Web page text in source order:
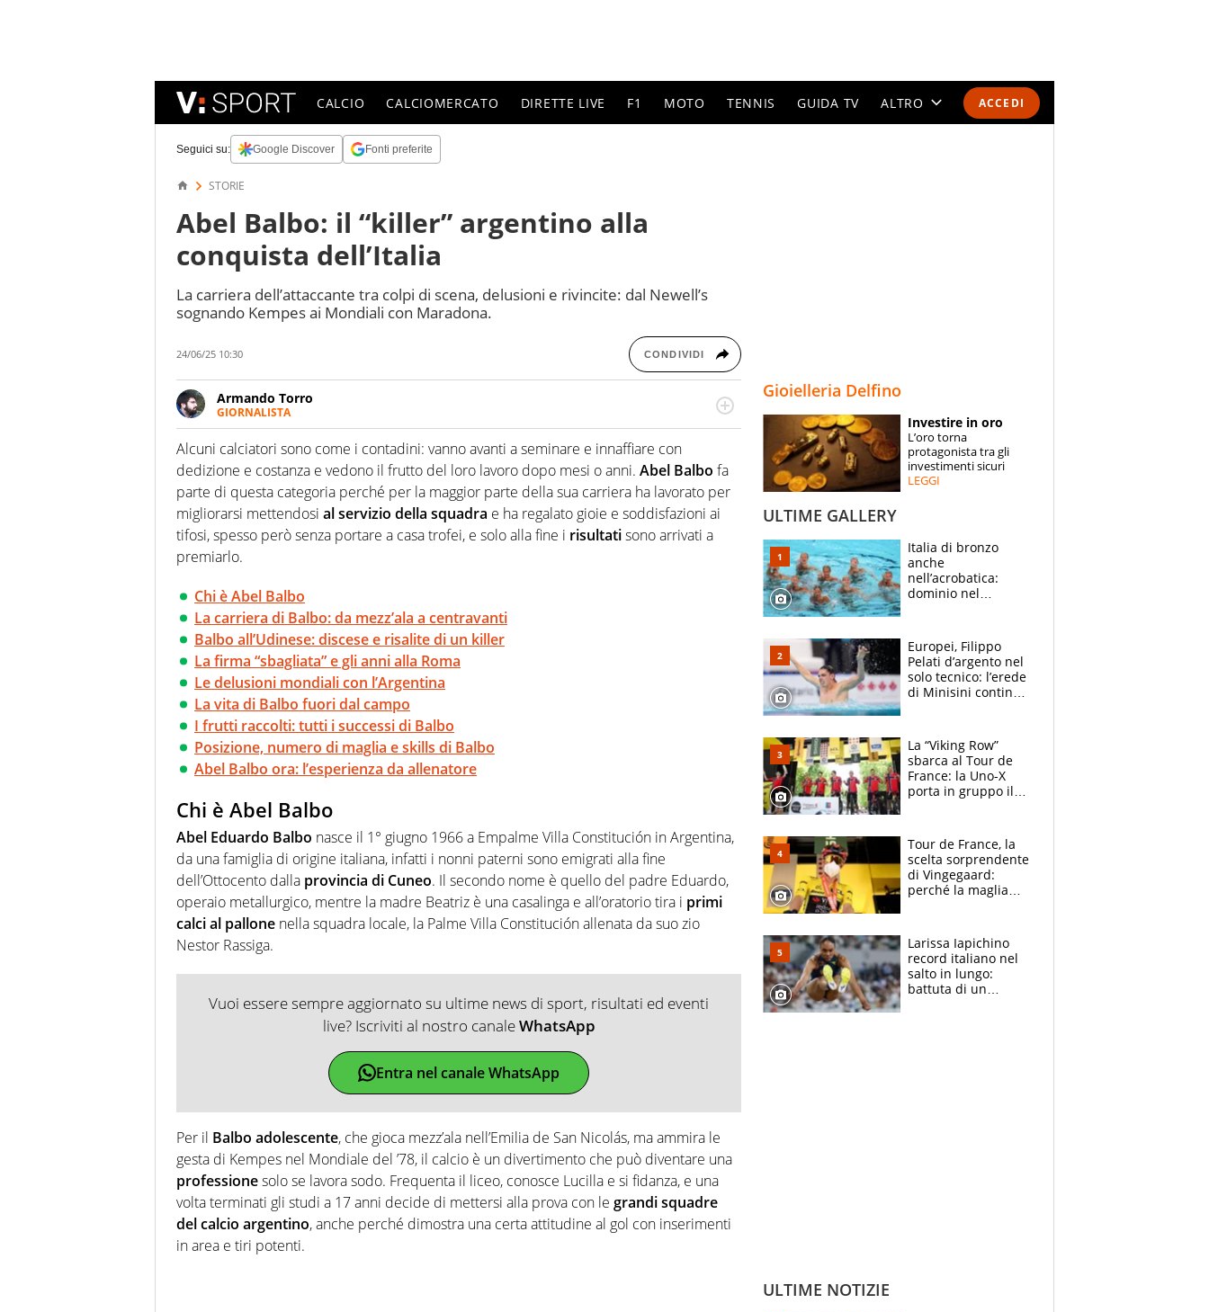
ACCEDI
CALCIO CALCIOMERCATO DIRETTE LIVE F1 MOTO TENNIS GUIDA TV ALTRO
SPECIALI
ESPERTI
Seguici su: Google Discover Fonti preferite
STORIE
Abel Balbo: il “killer” argentino alla
conquista dell’Italia
La carriera dell’attaccante tra colpi di scena, delusioni e rivincite: dal Newell’s
sognando Kempes ai Mondiali con Maradona.
24/06/25 10:30 CONDIVIDI
Armando Torro
GIORNALISTA
Giornalista professionista appassionato di sport, numeri e politica, destro di mano e
mancino di piede. Dalla provincia di Taranto a Roma e Torino, passando per Madrid e
Milano. Qui per raccontare storie e curiosità sugli sportivi del passato e del presente.
Alcuni calciatori sono come i contadini: vanno avanti a seminare e innaffiare con
dedizione e costanza e vedono il frutto del loro lavoro dopo mesi o anni. Abel Balbo fa
parte di questa categoria perché per la maggior parte della sua carriera ha lavorato per
migliorarsi mettendosi al servizio della squadra e ha regalato gioie e soddisfazioni ai
tifosi, spesso però senza portare a casa trofei, e solo alla fine i risultatisono arrivati a
premiarlo.
Chi è Abel Balbo
La carriera di Balbo: da mezz’ala a centravanti
Balbo all’Udinese: discese e risalite di un killer
La firma “sbagliata” e gli anni alla Roma
Le delusioni mondiali con l’Argentina
La vita di Balbo fuori dal campo
I frutti raccolti: tutti i successi di Balbo
Posizione, numero di maglia e skills di Balbo
Abel Balbo ora: l’esperienza da allenatore
Chi è Abel Balbo
Abel Eduardo Balbo nasce il 1° giugno 1966 a Empalme Villa Constitución in Argentina,
da una famiglia di origine italiana, infatti i nonni paterni sono emigrati alla fine
dell’Ottocento dalla provincia di Cuneo. Il secondo nome è quello del padre Eduardo,
operaio metallurgico, mentre la madre Beatriz è una casalinga e all’oratorio tira i primi
calci al pallone nella squadra locale, la Palme Villa Constitución allenata da suo zio
Nestor Rassiga.
Vuoi essere sempre aggiornato su ultime news di sport, risultati ed eventi
live? Iscriviti al nostro canaleWhatsApp
Entra nel canale WhatsApp
Per il Balbo adolescente, che gioca mezz’ala nell’Emilia de San Nicolás, ma ammira le
gesta di Kempes nel Mondiale del ’78, il calcio è un divertimento che può diventare una
professionesolo se lavora sodo. Frequenta il liceo, conosce Lucilla e si fidanza, e una
volta terminati gli studi a 17 anni decide di mettersi alla prova con le grandi squadre
del calcio argentino, anche perché dimostra una certa attitudine al gol con inserimenti
in area e tiri potenti.
Gioielleria Delfino
Investire in oro
L’oro torna
protagonista tra gli
investimenti sicuri
LEGGI
ULTIME GALLERY
Italia di bronzo
anche
nell’acrobatica:
dominio nel
e compagni
continuare
Europei, Filippo
Pelati d’argento nel
solo tecnico: l’erede
di Minisini continua
mirino
La “Viking Row”
sbarca al Tour de
France: la Uno-X
porta in gruppo il
compagni
Tour de France, la
scelta sorprendente
di Vingegaard:
perché la maglia
rischio da evitare
Larissa Iapichino
record italiano nel
salto in lungo:
battuta di un
ULTIME NOTIZIE